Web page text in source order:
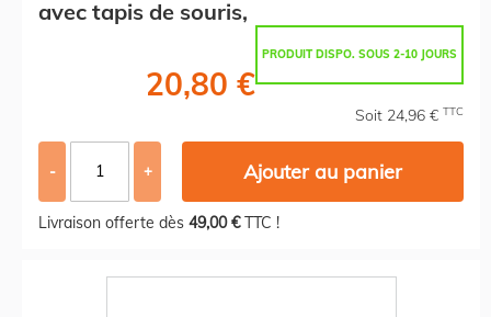
avec tapis de souris,
PRODUIT DISPO. SOUS 2-10 JOURS
20,80 €
Soit 24,96 € TTC
- + Ajouter au panier
Livraison offerte dès 49,00 €TTC !